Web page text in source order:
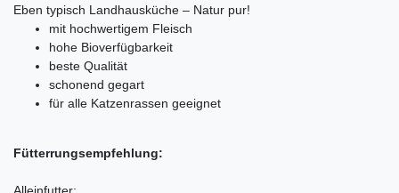
Eben typisch Landhausküche – Natur pur!
mit hochwertigem Fleisch
hohe Bioverfügbarkeit
beste Qualität
schonend gegart
für alle Katzenrassen geeignet
Fütterrungsempfehlung: